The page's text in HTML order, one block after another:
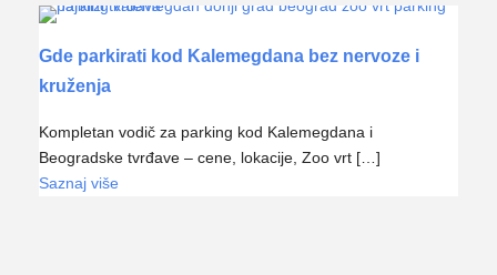
Gde parkirati kod Kalemegdana bez nervoze i
kruženja
Kompletan vodič za parking kod Kalemegdana i
Beogradske tvrđave – cene, lokacije, Zoo vrt […]
Saznaj više